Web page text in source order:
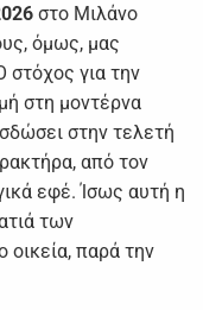
στο Μιλάνο
όμως, μας
στόχος για την
στη μοντέρνα
στην τελετή
από τον
εφέ. Ίσως αυτή η
των
οικεία, παρά την